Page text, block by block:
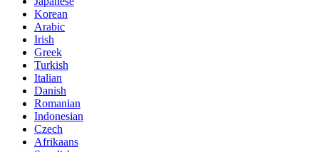
Korean
Arabic
Irish
Greek
Turkish
Italian
Danish
Romanian
Indonesian
Czech
Afrikaans